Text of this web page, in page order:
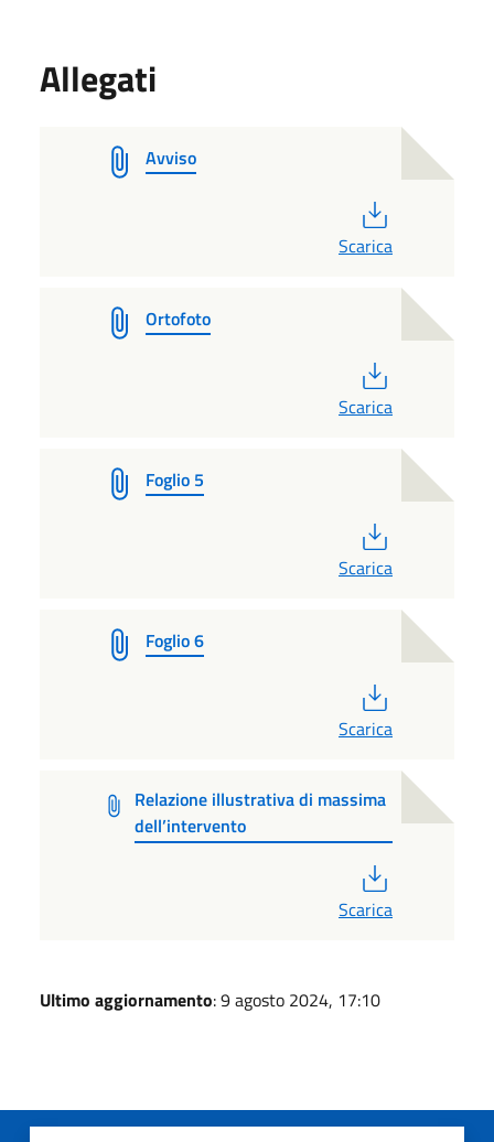
Allegati
Avviso
Scarica
Ortofoto
Scarica
Foglio 5
Scarica
Foglio 6
Scarica
Relazione illustrativa di massima
dell’intervento
Scarica
Ultimo aggiornamento: 9 agosto 2024, 17:10